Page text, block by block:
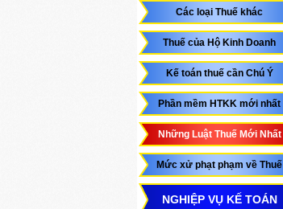
Các loại Thuế khác
Thuế của Hộ Kinh Doanh
Kế toán thuế cần Chú Ý
Phần mềm HTKK mới nhất
Những Luật Thuế Mới Nhất
Mức xử phạt phạm về Thuế
NGHIỆP VỤ KẾ TOÁN